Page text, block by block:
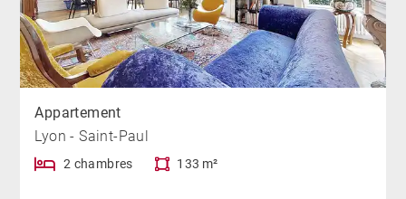
Appartement
Lyon - Saint-Paul
2 chambres 133 m²